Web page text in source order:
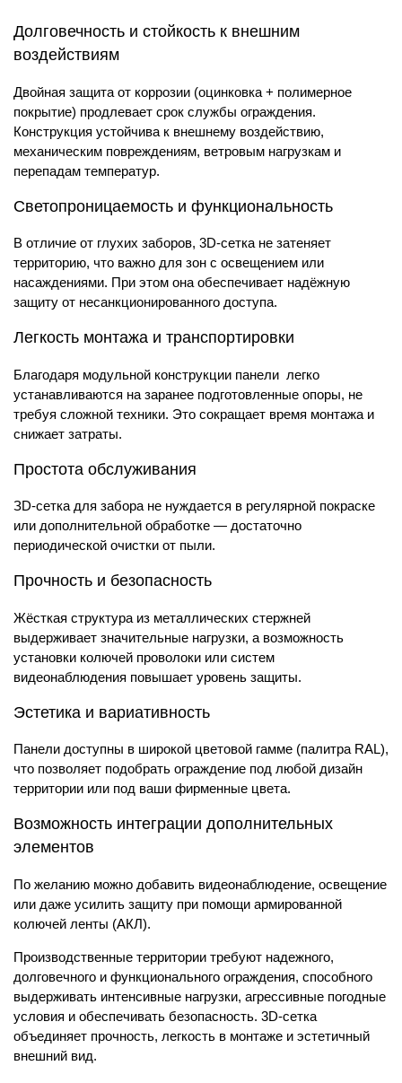
Долговечность и стойкость к внешним
воздействиям
Двойная защита от коррозии (оцинковка + полимерное
покрытие) продлевает срок службы ограждения.
Конструкция устойчива к внешнему воздействию,
механическим повреждениям, ветровым нагрузкам и
перепадам температур.
Светопроницаемость и функциональность
В отличие от глухих заборов, 3D-сетка не затеняет
территорию, что важно для зон с освещением или
насаждениями. При этом она обеспечивает надёжную
защиту от несанкционированного доступа.
Легкость монтажа и транспортировки
Благодаря модульной конструкции панели легко
устанавливаются на заранее подготовленные опоры, не
требуя сложной техники. Это сокращает время монтажа и
снижает затраты.
Простота обслуживания
ЗD-сетка для забора не нуждается в регулярной покраске
или дополнительной обработке — достаточно
периодической очистки от пыли.
Прочность и безопасность
Жёсткая структура из металлических стержней
выдерживает значительные нагрузки, а возможность
установки колючей проволоки или систем
видеонаблюдения повышает уровень защиты.
Эстетика и вариативность
Панели доступны в широкой цветовой гамме (палитра RAL),
что позволяет подобрать ограждение под любой дизайн
территории или под ваши фирменные цвета.
Возможность интеграции дополнительных
элементов
По желанию можно добавить видеонаблюдение, освещение
или даже усилить защиту при помощи армированной
колючей ленты (АКЛ).
Производственные территории требуют надежного,
долговечного и функционального ограждения, способного
выдерживать интенсивные нагрузки, агрессивные погодные
условия и обеспечивать безопасность. 3D-сетка
объединяет прочность, легкость в монтаже и эстетичный
внешний вид.